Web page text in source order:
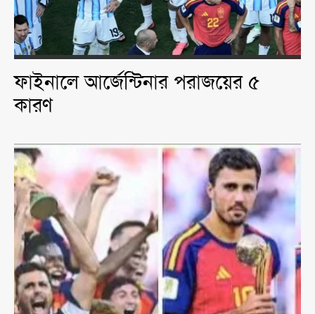
ফাইনালে আর্জেন্টিনার পরাজয়ের ৫
কারণ